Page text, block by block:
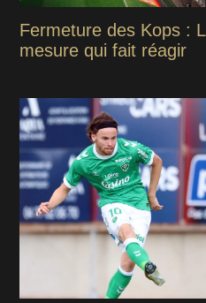
Fermeture des Kops :
mesure qui fait réagir